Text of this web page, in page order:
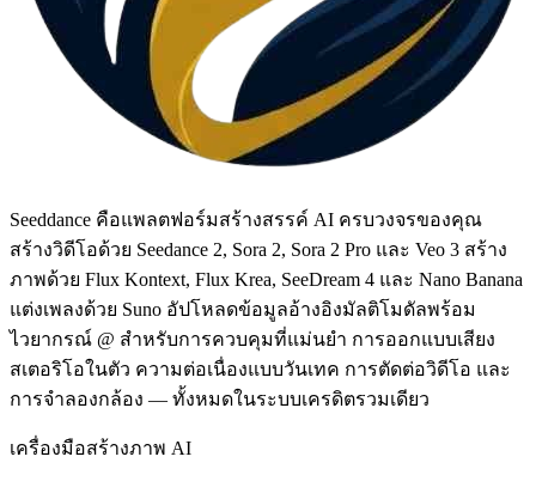
Seeddance คือแพลตฟอร์มสร้างสรรค์ AI ครบวงจรของคุณ
สร้างวิดีโอด้วย Seedance 2, Sora 2, Sora 2 Pro และ Veo 3 สร้าง
ภาพด้วย Flux Kontext, Flux Krea, SeeDream 4 และ Nano Banana
แต่งเพลงด้วย Suno อัปโหลดข้อมูลอ้างอิงมัลติโมดัลพร้อม
ไวยากรณ์ @ สำหรับการควบคุมที่แม่นยำ การออกแบบเสียง
สเตอริโอในตัว ความต่อเนื่องแบบวันเทค การตัดต่อวิดีโอ และ
การจำลองกล้อง — ทั้งหมดในระบบเครดิตรวมเดียว
เครื่องมือสร้างภาพ AI